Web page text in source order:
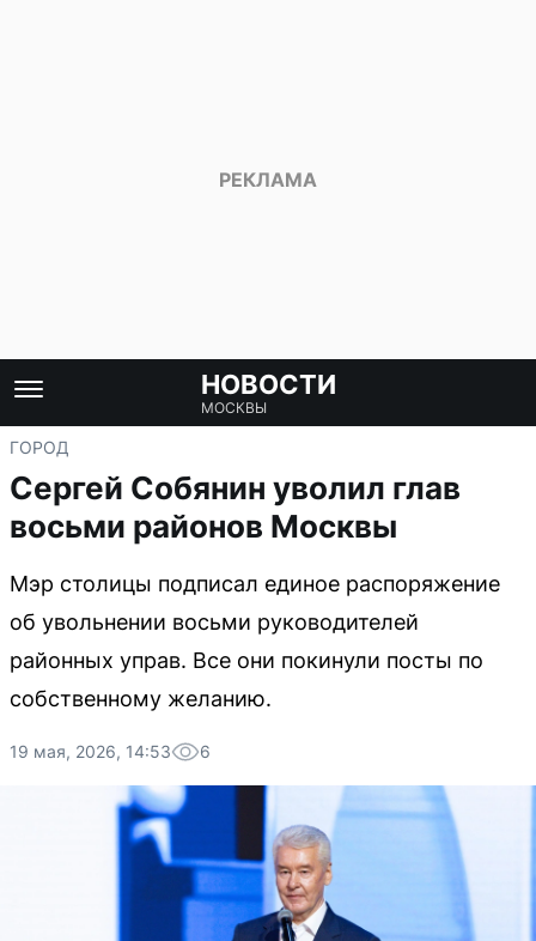
НОВОСТИ
МОСКВЫ
ГОРОД
Сергей Собянин уволил глав
восьми районов Москвы
Мэр столицы подписал единое распоряжение
об увольнении восьми руководителей
районных управ. Все они покинули посты по
собственному желанию.
19 мая, 2026, 14:53 6